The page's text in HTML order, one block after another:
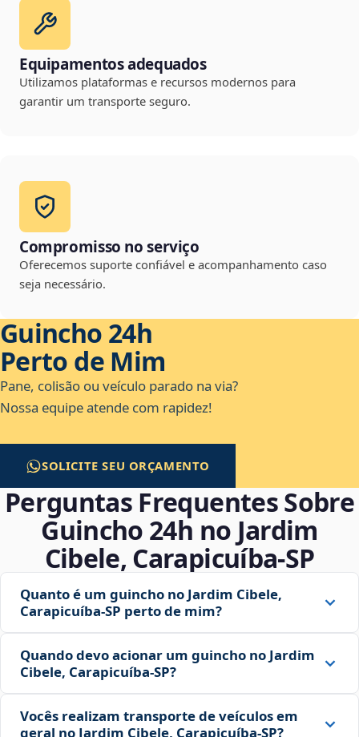
Equipamentos adequados
Utilizamos plataformas e recursos modernos para
garantir um transporte seguro.
Compromisso no serviço
Oferecemos suporte confiável e acompanhamento caso
seja necessário.
Guincho 24h
Perto de Mim
Pane, colisão ou veículo parado na via?
Nossa equipe atende com rapidez!
SOLICITE SEU ORÇAMENTO
Perguntas Frequentes Sobre
Guincho 24h no Jardim
Cibele, Carapicuíba‑SP
Quanto é um guincho no Jardim Cibele,
Carapicuíba‑SP perto de mim?
Quando devo acionar um guincho no Jardim
Cibele, Carapicuíba‑SP?
Vocês realizam transporte de veículos em
geral no Jardim Cibele, Carapicuíba‑SP?